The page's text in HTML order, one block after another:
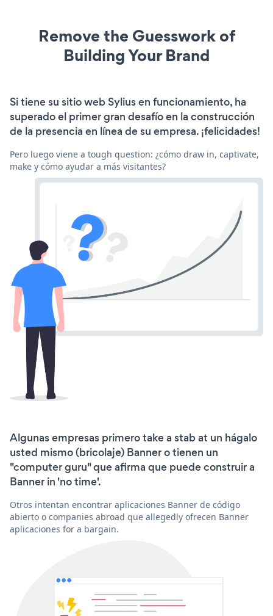
Remove the Guesswork of
Building Your Brand
Si tiene su sitio web Sylius en funcionamiento, ha
superado el primer gran desafío en la construcción
de la presencia en línea de su empresa. ¡felicidades!
Pero luego viene a tough question: ¿cómo draw in, captivate,
make y cómo ayudar a más visitantes?
Algunas empresas primero take a stab at un hágalo
usted mismo (bricolaje) Banner o tienen un
"computer guru" que afirma que puede construir a
Banner in 'no time'.
Otros intentan encontrar aplicaciones Banner de código
abierto o companies abroad que allegedly ofrecen Banner
aplicaciones for a bargain.